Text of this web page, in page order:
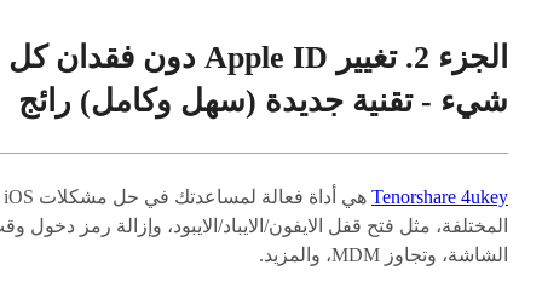
الجزء 2. تغيير Apple ID دون فقدان كل
شيء - تقنية جديدة (سهل وكامل) رائج
Tenorshare 4ukey
هي أداة فعالة لمساعدتك في حل مشكلات iOS
المختلفة، مثل فتح قفل الايفون/الايباد/الايبود، وإزالة رمز دخول
الشاشة، وتجاوز MDM، والمزيد.